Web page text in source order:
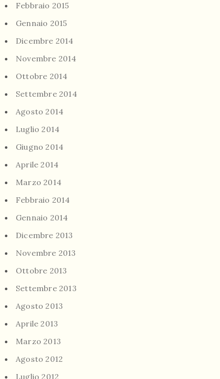
Febbraio 2015
Gennaio 2015
Dicembre 2014
Novembre 2014
Ottobre 2014
Settembre 2014
Agosto 2014
Luglio 2014
Giugno 2014
Aprile 2014
Marzo 2014
Febbraio 2014
Gennaio 2014
Dicembre 2013
Novembre 2013
Ottobre 2013
Settembre 2013
Agosto 2013
Aprile 2013
Marzo 2013
Agosto 2012
Luglio 2012